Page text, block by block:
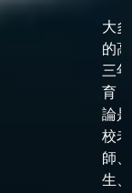
大
的
三
育
論
校老
師
生